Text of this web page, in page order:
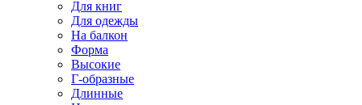
Для книг
Для одежды
На балкон
Форма
Высокие
Г-образные
Длинные